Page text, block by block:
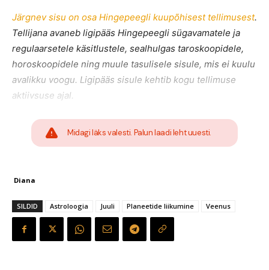
Järgnev sisu on osa Hingepeegli kuupõhisest tellimusest.
Tellijana avaneb ligipääs Hingepeegli sügavamatele ja
regulaarsetele käsitlustele, sealhulgas taroskoopidele,
horoskoopidele ning muule tasulisele sisule, mis ei kuulu
avalikku voogu. Ligipääs sisule kehtib kogu tellimuse
aktiivsuse ajal.
Midagi läks valesti. Palun laadi leht uuesti.
Diana
SILDID Astroloogia Juuli Planeetide liikumine Veenus